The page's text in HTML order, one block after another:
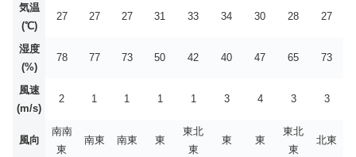
気温
(℃)
27 27 27 31 33 34 30 28 27
湿度
(%)
78 77 73 50 42 40 47 65 73
風速
(m/s)
2 1 1 1 1 3 4 3 3
風向
南南
東
南東 南東 東
東北
東
東 東
東北
東
北東